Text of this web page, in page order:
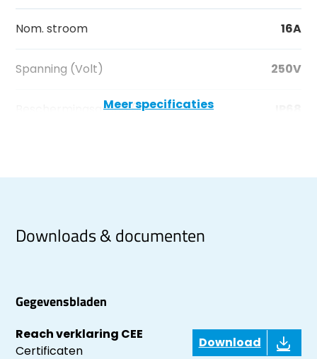
Nom. stroom 16A
Spanning (Volt) 250V
Beschermingsgraad (IP)Meer specificaties
Downloads & documenten
Gegevensbladen
Reach verklaring CEE
Certificaten
Download